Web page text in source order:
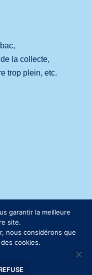
la collecte,
trop plein, etc.
garantir la meilleure
site.
nous considérons que
cookies.